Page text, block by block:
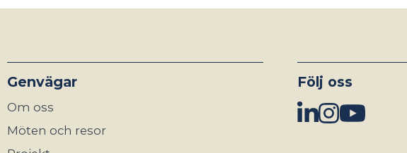
Genvägar
Om oss
Möten och resor
Följ oss
Linkedin link
Instagram